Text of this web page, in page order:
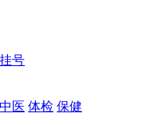
挂号
中医 体检 保健